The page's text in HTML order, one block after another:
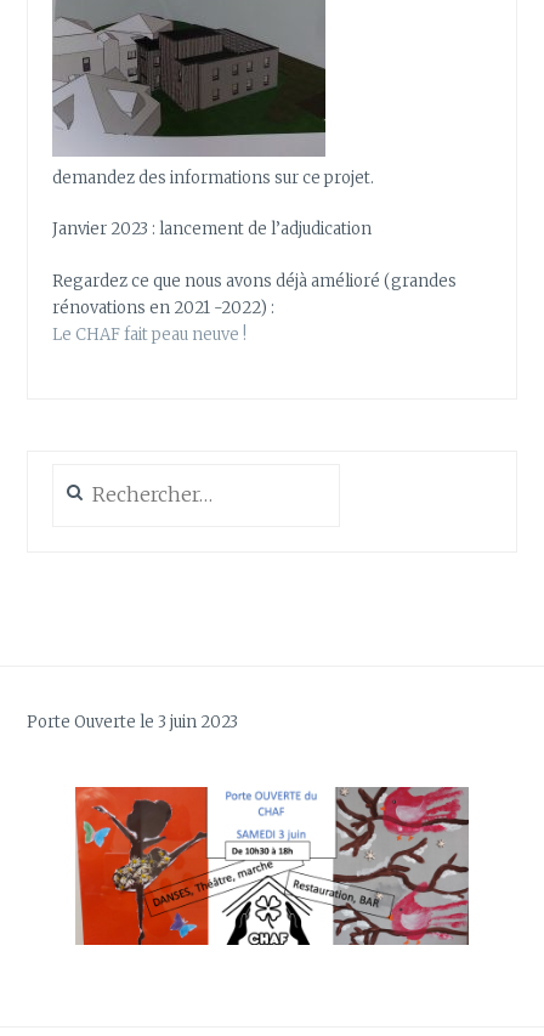
demandez des informations sur ce projet.
Janvier 2023 : lancement de l’adjudication
Regardez ce que nous avons déjà amélioré (grandes
rénovations en 2021 -2022) :
Le CHAF fait peau neuve !
Porte Ouverte le 3 juin 2023